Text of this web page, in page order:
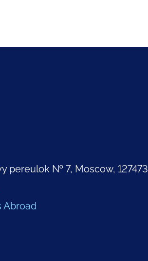
pereulok № 7, Moscow, 127473
Abroad